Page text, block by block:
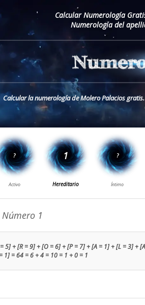
Calcular Numerología
Numerología del
Calcular la numerología de Molero Palacios
1
5] + [R = 9] + [O = 6] + [P = 7] + [A = 1] + [L = 3] +
1] = 64 = 6 + 4 = 10 = 1 + 0 = 1